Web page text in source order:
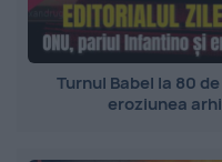
Turnul Babel la 80
eroziunea